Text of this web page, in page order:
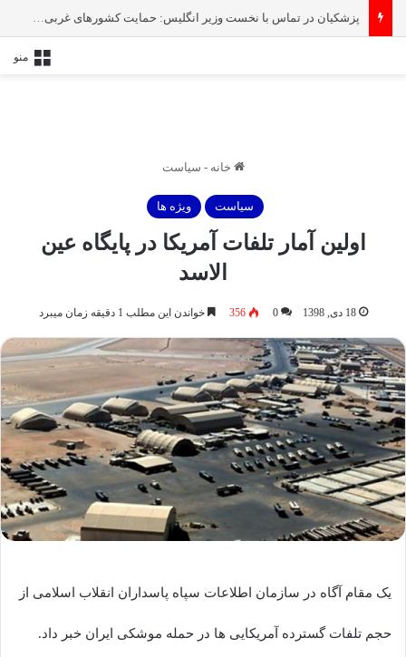
پزشکیان در تماس با نخست‌ وزیر انگلیس: حمایت کشور‌های غربی از رژیم صهیونیستی امنیت منطقه و جهان را به خطر انداخته است
منو
خانه - سیاست
سیاست ویژه ها
اولین آمار تلفات آمریکا در پایگاه عین
الاسد
18 دی, 1398 0
356 خواندن این مطلب 1 دقیقه زمان میبرد
یک مقام آگاه در سازمان اطلاعات سپاه پاسداران انقلاب اسلامی از
حجم تلفات گسترده آمریکایی ها در حمله موشکی ایران خبر داد.